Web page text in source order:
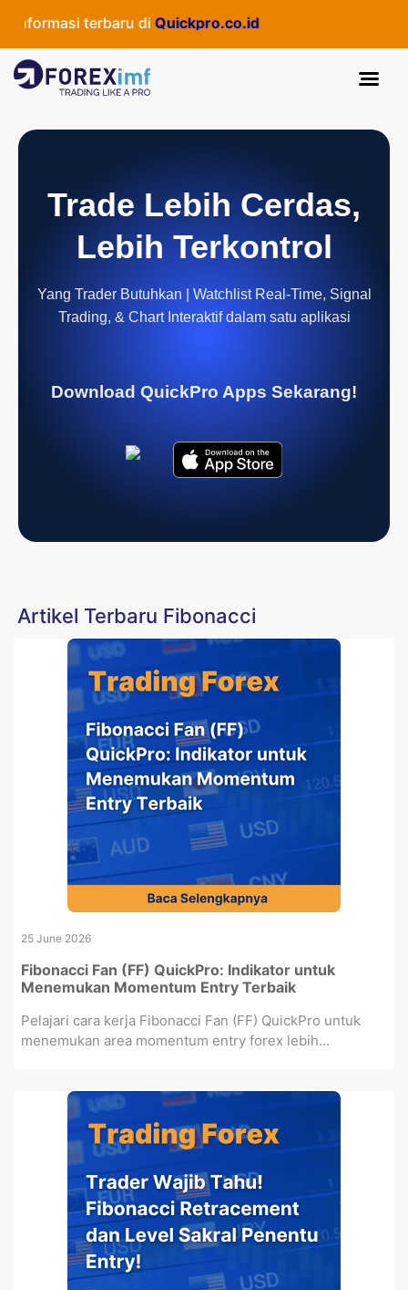
terbaru diQuickpro.co.id
Trade Lebih Cerdas,
Lebih Terkontrol
Yang Trader Butuhkan | Watchlist Real-Time, Signal
Trading, & Chart Interaktif dalam satu aplikasi
Download QuickPro Apps Sekarang!
Artikel Terbaru Fibonacci
25 June 2026
Fibonacci Fan (FF) QuickPro: Indikator untuk
Menemukan Momentum Entry Terbaik
Pelajari cara kerja Fibonacci Fan (FF) QuickPro untuk
menemukan area momentum entry forex lebih...